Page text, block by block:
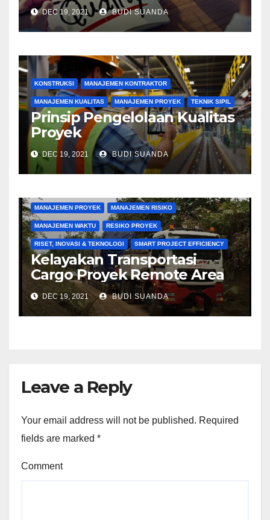
DEC 19, 2021 BUDI SUANDA
KONSTRUKSI MANAJEMEN KONTRAKTOR
MANAJEMEN KUALITAS MANAJEMEN PROYEK TEKNIK SIPIL
Prinsip Pengelolaan Kualitas
Proyek
DEC 19, 2021 BUDI SUANDA
KONSTRUKSI MANAJEMEN BIAYA
MANAJEMEN PROYEK MANAJEMEN RISIKO
MANAJEMEN WAKTU RESIKO PROYEK
RISET, INOVASI & TEKNOLOGI SMART PROJECT EFFICIENCY
Kelayakan Transportasi
Cargo Proyek Remote Area
DEC 19, 2021 BUDI SUANDA
Leave a Reply
Your email address will not be published. Required
fields are marked *
Comment